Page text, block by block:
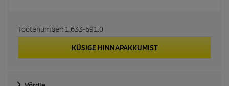
Tootenumber: 1.633-691.0
KÜSIGE HINNAPAKKUMIST